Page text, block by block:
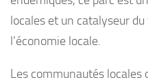
locales et un catalyseur
l’économie locale.
Les communautés